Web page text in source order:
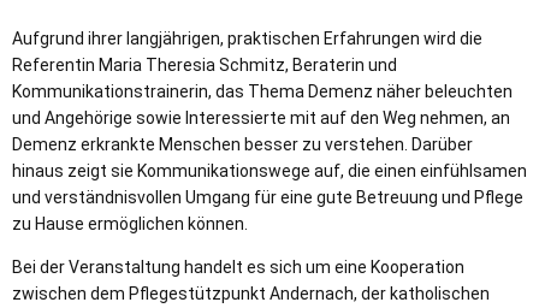
Aufgrund ihrer langjährigen, praktischen Erfahrungen wird die
Referentin Maria Theresia Schmitz, Beraterin und
Kommunikationstrainerin, das Thema Demenz näher beleuchten
und Angehörige sowie Interessierte mit auf den Weg nehmen, an
Demenz erkrankte Menschen besser zu verstehen. Darüber
hinaus zeigt sie Kommunikationswege auf, die einen einfühlsamen
und verständnisvollen Umgang für eine gute Betreuung und Pflege
zu Hause ermöglichen können.
Bei der Veranstaltung handelt es sich um eine Kooperation
zwischen dem Pflegestützpunkt Andernach, der katholischen